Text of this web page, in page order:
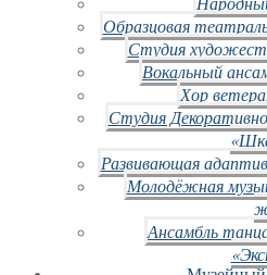
Образцовая
Студия
Вокальный
Хор
Студия
Развивающая
Молодёжная
Ансамбль